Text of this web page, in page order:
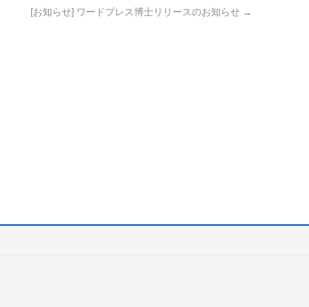
[お知らせ] ワードプレス博士リリースのお知らせ →